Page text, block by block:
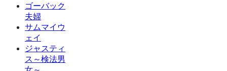
ゴーバック
夫婦
サムマイウ
ェイ
ジャスティ
ス～検法男